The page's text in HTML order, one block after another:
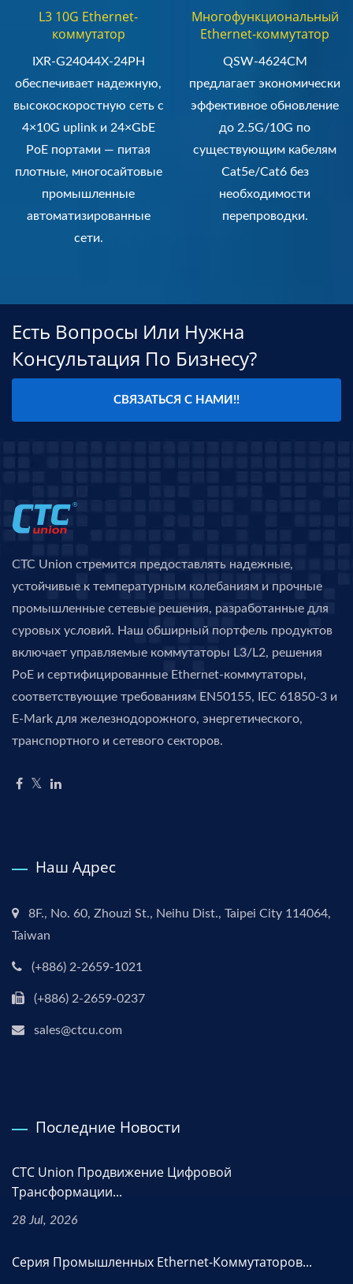
L3 10G Ethernet-
коммутатор
IXR-G24044X-24PH
обеспечивает надежную,
высокоскоростную сеть с
4×10G uplink и 24×GbE
PoE портами — питая
плотные, многосайтовые
промышленные
автоматизированные
сети.
Многофункциональный
Ethernet-коммутатор
QSW-4624CM
предлагает экономически
эффективное обновление
до 2.5G/10G по
существующим кабелям
Cat5e/Cat6 без
необходимости
перепроводки.
Есть Вопросы Или Нужна
Консультация По Бизнесу?
СВЯЗАТЬСЯ С НАМИ!!
CTC Union стремится предоставлять надежные,
устойчивые к температурным колебаниям и прочные
промышленные сетевые решения, разработанные для
суровых условий. Наш обширный портфель продуктов
включает управляемые коммутаторы L3/L2, решения
PoE и сертифицированные Ethernet-коммутаторы,
соответствующие требованиям EN50155, IEC 61850-3 и
E-Mark для железнодорожного, энергетического,
транспортного и сетевого секторов.
Наш Адрес
8F., No. 60, Zhouzi St., Neihu Dist., Taipei City 114064,
Taiwan
(+886) 2-2659-1021
(+886) 2-2659-0237
sales@ctcu.com
Последние Новости
CTC Union Продвижение Цифровой
Трансформации...
28 Jul, 2026
Серия Промышленных Ethernet-Коммутаторов...